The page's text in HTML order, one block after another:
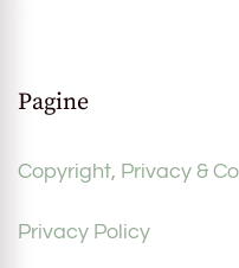
Pagine
Copyright, Privacy &
Privacy Policy